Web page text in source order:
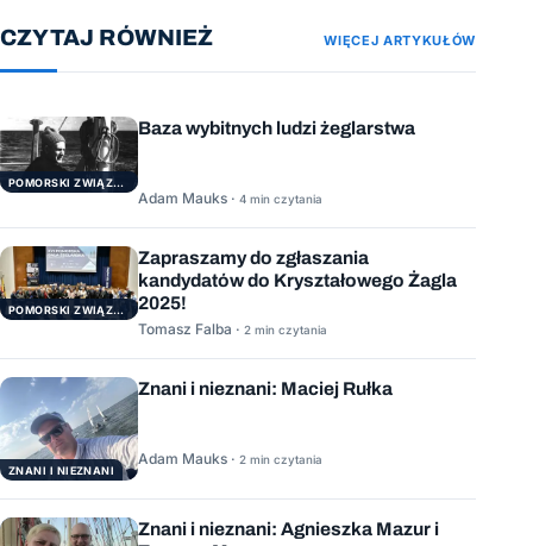
CZYTAJ RÓWNIEŻ WIĘCEJ ARTYKUŁÓW
POMORSKI ZWIĄZEK ŻEGLARSKI
Baza wybitnych ludzi żeglarstwa
Adam Mauks · 4 min czytania
POMORSKI ZWIĄZEK ŻEGLARSKI
Zapraszamy do zgłaszania
kandydatów do Kryształowego Żagla
2025!
Tomasz Falba · 2 min czytania
ZNANI I NIEZNANI
Znani i nieznani: Maciej Rułka
Adam Mauks · 2 min czytania
Znani i nieznani: Agnieszka Mazur i